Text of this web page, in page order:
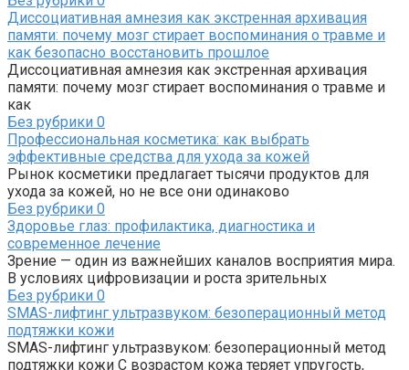
Диссоциативная амнезия как экстренная архивация
памяти: почему мозг стирает воспоминания о травме и
как безопасно восстановить прошлое
Диссоциативная амнезия как экстренная архивация
памяти: почему мозг стирает воспоминания о травме и
как
Без рубрики 0
Профессиональная косметика: как выбрать
эффективные средства для ухода за кожей
Рынок косметики предлагает тысячи продуктов для
ухода за кожей, но не все они одинаково
Без рубрики 0
Здоровье глаз: профилактика, диагностика и
современное лечение
Зрение — один из важнейших каналов восприятия мира.
В условиях цифровизации и роста зрительных
Без рубрики 0
SMAS-лифтинг ультразвуком: безоперационный метод
подтяжки кожи
SMAS-лифтинг ультразвуком: безоперационный метод
подтяжки кожи С возрастом кожа теряет упругость,